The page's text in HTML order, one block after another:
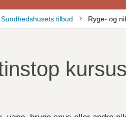
Sundhedshusets tilbud Ryge- og